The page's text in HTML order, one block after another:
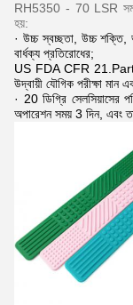
RH5350 - 70 LSR
হয়:
· উচ্চ স্বচ্ছতা, উচ্চ শক্তি,
বার্ধক্য প্রতিরোধের;
US FDA CFR
উদ্বায়ী যৌগিক পরীক্ষা
· 20 ডিগ্রি সেলসিয়াসের
অপারেশন সময় 3 দিন, এবং